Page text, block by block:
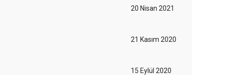
20 Nisan 2021
21 Kasım 2020
15 Eylül 2020